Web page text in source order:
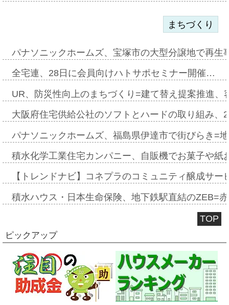
まちづくり
パナソニックホームズ、宝塚市の大型分譲地で再
全宅連、28日に会員向けハトサポセミナー開催…
UR、防災性向上のまちづくり=建て替え提案推進
大阪府住宅供給公社のソフトとハードの取り組み
パナソニックホームズ、福島県伊達市で街びらき=
積水化学工業住宅カンパニー、自販機でお菓子や
【トレンドナビ】コネプラのコミュニティ醸成サ
積水ハウス・日本生命保険、地下鉄駅直結のZEB=
TOP
ピックアップ